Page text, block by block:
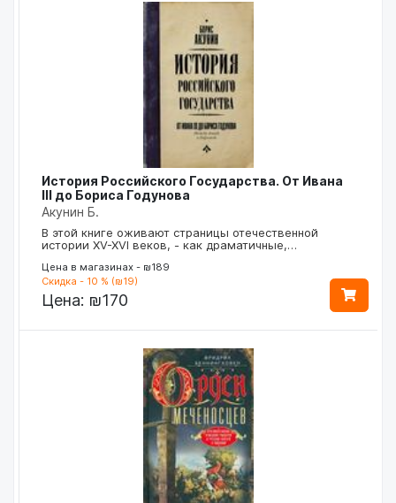
История Российского Государства. От Ивана
III до Бориса Годунова
Акунин Б.
В этой книге оживают страницы отечественной
истории XV-XVI веков, - как драматичные,…
Цена в магазинах - ₪189
Скидка - 10 % (₪19)
Цена: ₪170